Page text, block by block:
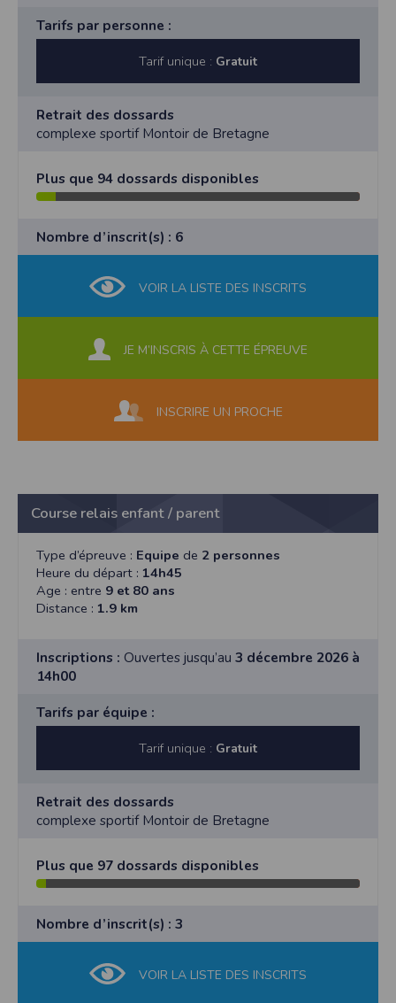
Tarifs par personne :
Tarif unique : Gratuit
Retrait des dossards
complexe sportif Montoir de Bretagne
Plus que 94 dossards disponibles
Nombre d’inscrit(s) : 6
VOIR LA LISTE DES INSCRITS
JE M’INSCRIS À CETTE ÉPREUVE
INSCRIRE UN PROCHE
Course relais enfant / parent
Type d’épreuve : Equipe de 2 personnes
Heure du départ : 14h45
Age : entre 9 et 80 ans
Distance : 1.9 km
Inscriptions : Ouvertes jusqu’au 3 décembre 2026 à
14h00
Tarifs par équipe :
Tarif unique : Gratuit
Retrait des dossards
complexe sportif Montoir de Bretagne
Plus que 97 dossards disponibles
Nombre d’inscrit(s) : 3
VOIR LA LISTE DES INSCRITS